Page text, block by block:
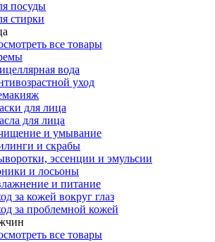
посуды
стирки
все товары
вода
уход
для лица
для лица
и умывание
и скрабы
эссенции и эмульсии
и лосьоны
и питание
за кожей вокруг глаз
за проблемной кожей
все товары